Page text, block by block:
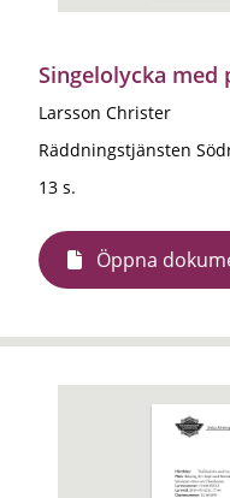
Singelolycka med
Larsson Christer
Räddningstjänsten
13 s.
Öppna